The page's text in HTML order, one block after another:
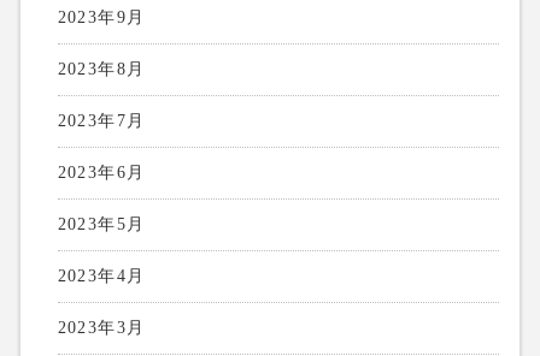
2023年9月
2023年8月
2023年7月
2023年6月
2023年5月
2023年4月
2023年3月